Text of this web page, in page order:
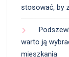
stosować, by
warto ją
mieszkania